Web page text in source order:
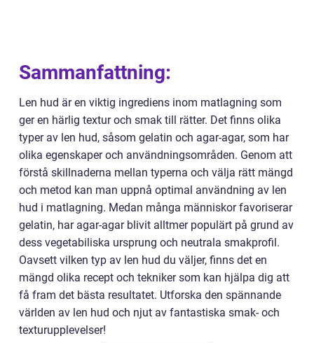
Sammanfattning:
Len hud är en viktig ingrediens inom matlagning som
ger en härlig textur och smak till rätter. Det finns olika
typer av len hud, såsom gelatin och agar-agar, som har
olika egenskaper och användningsområden. Genom att
förstå skillnaderna mellan typerna och välja rätt mängd
och metod kan man uppnå optimal användning av len
hud i matlagning. Medan många människor favoriserar
gelatin, har agar-agar blivit alltmer populärt på grund av
dess vegetabiliska ursprung och neutrala smakprofil.
Oavsett vilken typ av len hud du väljer, finns det en
mängd olika recept och tekniker som kan hjälpa dig att
få fram det bästa resultatet. Utforska den spännande
världen av len hud och njut av fantastiska smak- och
texturupplevelser!